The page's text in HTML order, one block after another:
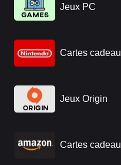
Jeux PC
Cartes
Jeux Origin
Cartes